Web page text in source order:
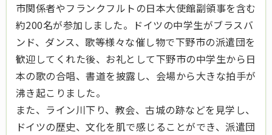
市関係者やフランクフルトの日本大使館副領事を含む
約200名が参加しました。ドイツの中学生がブラスバ
ンド、ダンス、歌等様々な催し物で下野市の派遣団を
歓迎してくれた後、お礼として下野市の中学生から日
本の歌の合唱、書道を披露し、会場から大きな拍手が
沸き起こりました。
また、ライン川下り、教会、古城の跡などを見学し、
ドイツの歴史、文化を肌で感じることができ、派遣団